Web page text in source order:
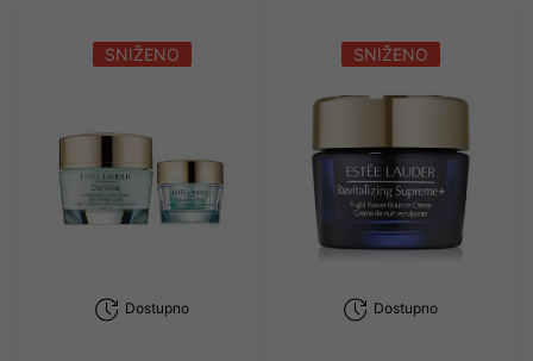
SNIŽENO
Dostupno
SNIŽENO
Dostupno